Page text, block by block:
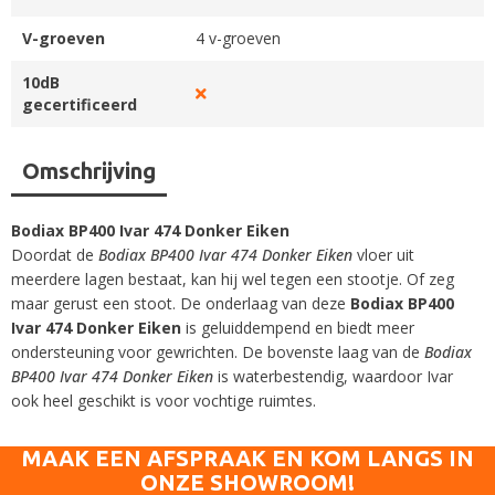
V-groeven 4 v-groeven
10dB
gecertificeerd
Omschrijving
Bodiax BP400 Ivar 474 Donker Eiken
Doordat de Bodiax BP400 Ivar 474 Donker Eiken vloer uit
meerdere lagen bestaat, kan hij wel tegen een stootje. Of zeg
maar gerust een stoot. De onderlaag van deze Bodiax BP400
Ivar 474 Donker Eiken is geluiddempend en biedt meer
ondersteuning voor gewrichten. De bovenste laag van de Bodiax
BP400 Ivar 474 Donker Eiken is waterbestendig, waardoor Ivar
ook heel geschikt is voor vochtige ruimtes.
MAAK EEN AFSPRAAK EN KOM LANGS IN
ONZE SHOWROOM!